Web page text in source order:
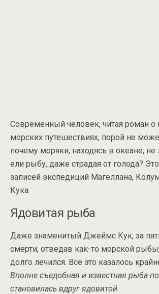
Современный человек, читая роман о
морских путешествиях, порой не
почему моряки, находясь в океане, не
ели рыбу, даже страдая от голода?
записей экспедиций Магеллана,
Кука.
Ядовитая рыба
Даже знаменитый Джеймс Кук, за
смерти, отведав как-то морской
долго лечился. Всё это казалось
Вполне съедобная и известная рыба
становилась вдруг ядовитой.